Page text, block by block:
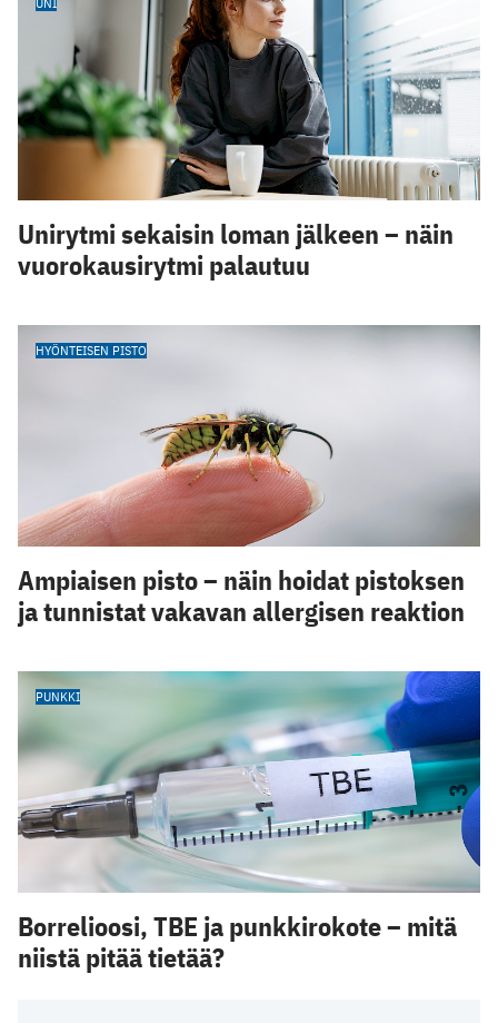
Unirytmi sekaisin loman jälkeen – näin
vuorokausirytmi palautuu
HYÖNTEISEN PISTO
Ampiaisen pisto – näin hoidat pistoksen
ja tunnistat vakavan allergisen reaktion
PUNKKI
Borrelioosi, TBE ja punkkirokote – mitä
niistä pitää tietää?